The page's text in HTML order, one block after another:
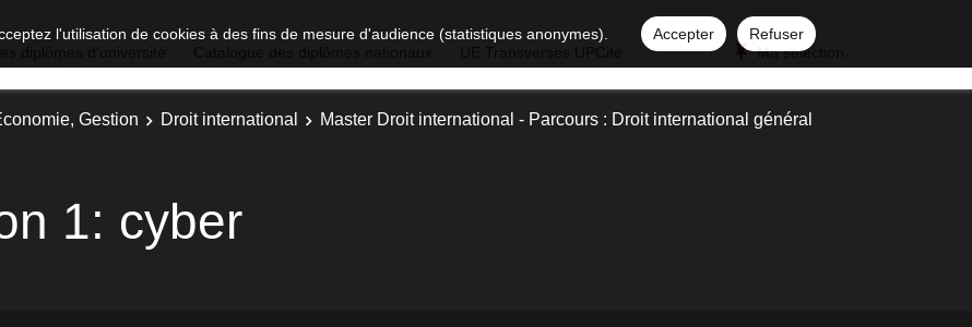
l'utilisation de cookies à des fins de mesure d'audience (statistiques anonymes). Accepter
Refuser
Ma sélection
Gestion Droit international
Master Droit international - Parcours : Droit international général
1: cyber